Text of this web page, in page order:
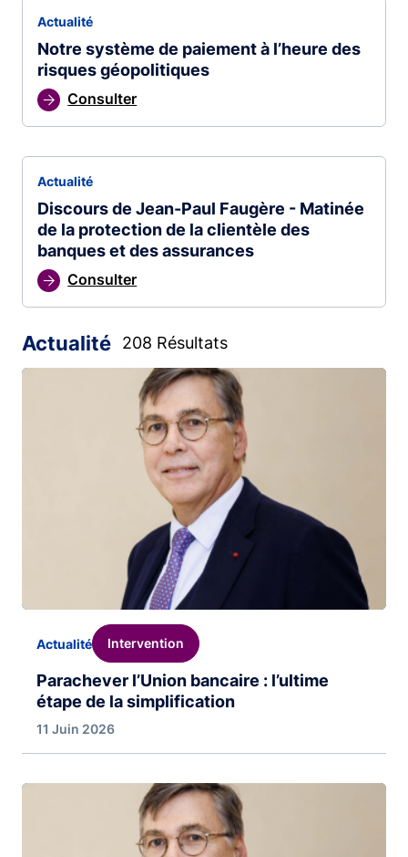
Notre système de paiement à l’heure des
risques géopolitiques
Actualité
Consulter
Discours de Jean-Paul Faugère - Matinée
de la protection de la clientèle des
banques et des assurances
Actualité
Consulter
Actualité 208 Résultats
Parachever l’Union bancaire : l’ultime
étape de la simplification
Actualité Intervention
11 Juin 2026